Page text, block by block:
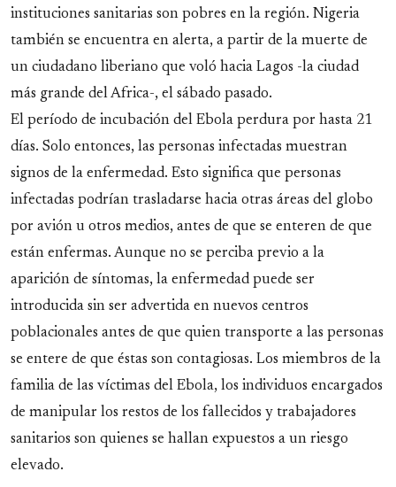
instituciones sanitarias son pobres en la región. Nigeria
también se encuentra en alerta, a partir de la muerte de
un ciudadano liberiano que voló hacia Lagos -la ciudad
más grande del Africa-, el sábado pasado.
El período de incubación del Ebola perdura por hasta 21
días. Solo entonces, las personas infectadas muestran
signos de la enfermedad. Esto significa que personas
infectadas podrían trasladarse hacia otras áreas del globo
por avión u otros medios, antes de que se enteren de que
están enfermas. Aunque no se perciba previo a la
aparición de síntomas, la enfermedad puede ser
introducida sin ser advertida en nuevos centros
poblacionales antes de que quien transporte a las personas
se entere de que éstas son contagiosas. Los miembros de la
familia de las víctimas del Ebola, los individuos encargados
de manipular los restos de los fallecidos y trabajadores
sanitarios son quienes se hallan expuestos a un riesgo
elevado.